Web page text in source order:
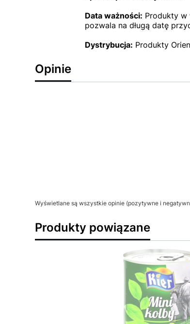
Data ważności: Produkty w
pozwala na długą datę
Dystrybucja: Produkty
Opinie
Wyświetlane są wszystkie opinie (pozytywne i
Produkty powiązane